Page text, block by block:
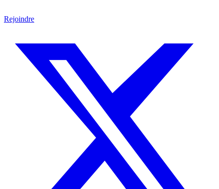
Rejoindre